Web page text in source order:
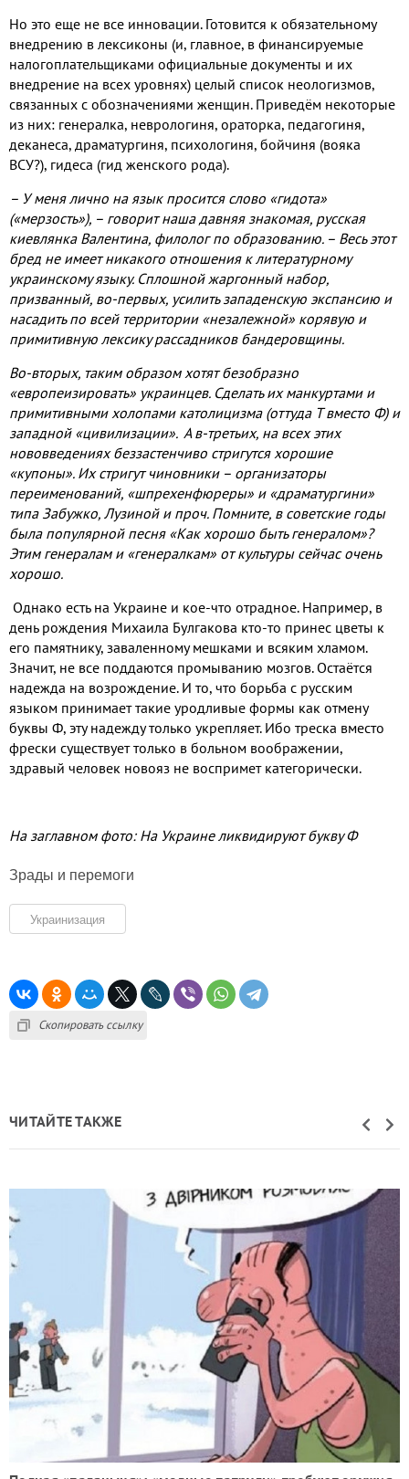
Но это еще не все инновации. Готовится к обязательному
внедрению в лексиконы (и, главное, в финансируемые
налогоплательщиками официальные документы и их
внедрение на всех уровнях) целый список неологизмов,
связанных с обозначениями женщин. Приведём некоторые
из них: генералка, неврологиня, ораторка, педагогиня,
деканеса, драматургиня, психологиня, бойчиня (вояка
ВСУ?), гидеса (гид женского рода).
– У меня лично на язык просится слово «гидота»
(«мерзость»), – говорит наша давняя знакомая, русская
киевлянка Валентина, филолог по образованию. – Весь этот
бред не имеет никакого отношения к литературному
украинскому языку. Сплошной жаргонный набор,
призванный, во-первых, усилить западенскую экспансию и
насадить по всей территории «незалежной» корявую и
примитивную лексику рассадников бандеровщины.
Во-вторых, таким образом хотят безобразно
«европеизировать» украинцев. Сделать их манкуртами и
примитивными холопами католицизма (оттуда Т вместо Ф) и
западной «цивилизации». А в-третьих, на всех этих
нововведениях беззастенчиво стригутся хорошие
«купоны». Их стригут чиновники – организаторы
переименований, «шпрехенфюреры» и «драматургини»
типа Забужко, Лузиной и проч. Помните, в советские годы
была популярной песня «Как хорошо быть генералом»?
Этим генералам и «генералкам» от культуры сейчас очень
хорошо.
Однако есть на Украине и кое-что отрадное. Например, в
день рождения Михаила Булгакова кто-то принес цветы к
его памятнику, заваленному мешками и всяким хламом.
Значит, не все поддаются промыванию мозгов. Остаётся
надежда на возрождение. И то, что борьба с русским
языком принимает такие уродливые формы как отмену
буквы Ф, эту надежду только укрепляет. Ибо треска вместо
фрески существует только в больном воображении,
здравый человек новояз не воспримет категорически.
На заглавном фото: На Украине ликвидируют букву Ф
Зрады и перемоги
Украинизация
Скопировать ссылку
ЧИТАЙТЕ ТАКЖЕ